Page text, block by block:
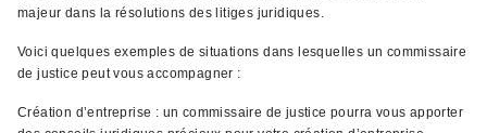
majeur dans la résolutions des litiges juridiques.
Voici quelques exemples de situations dans lesquelles un commissaire
de justice peut vous accompagner :
Création d’entreprise : un commissaire de justice pourra vous apporter